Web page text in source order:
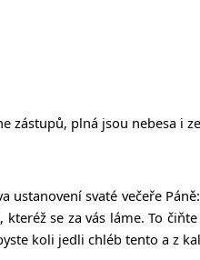
zástupů, plná jsou nebesa i
ustanovení svaté večeře
kteréž se za vás láme. To
koli jedli chléb tento a z